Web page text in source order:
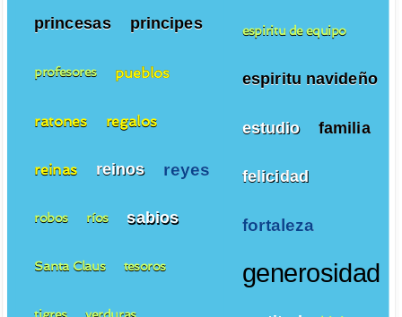
espiritu de equipo
espiritu navideño
estudio familia
felicidad
fortaleza
generosidad
princesas principes
profesores pueblos
ratones regalos
reinas reinos reyes
robos ríos sabios
Santa Claus tesoros